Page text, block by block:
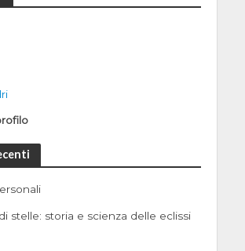
stelle: storia e scienza delle eclissi